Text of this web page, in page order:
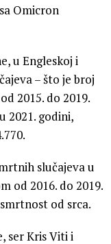
Omicron
u Engleskoj i
– što je broj
2015. do 2019.
2021. godini,
slučajeva u
od 2016. do 2019.
od srca.
ser Kris Viti i